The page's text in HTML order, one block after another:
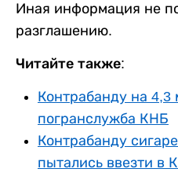
Иная информация не
разглашению.
Читайте также:
Контрабанду на 4,3
погранслужба КНБ
Контрабанду
пытались ввезти в